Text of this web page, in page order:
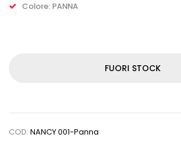
Colore: PANNA
FUORI STOCK
COD: NANCY 001-Panna